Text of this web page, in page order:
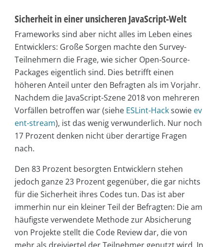
Sicherheit in einer unsicheren JavaScript-Welt
Frameworks sind aber nicht alles im Leben eines
Entwicklers: Große Sorgen machte den Survey-
Teilnehmern die Frage, wie sicher Open-Source-
Packages eigentlich sind. Dies betrifft einen
höheren Anteil unter den Befragten als im Vorjahr.
Nachdem die JavaScript-Szene 2018 von mehreren
Vorfällen betroffen war (siehe ESLint-Hacksowie ev
ent-stream), ist das wenig verwunderlich. Nur noch
17 Prozent denken nicht über derartige Fragen
nach.
Den 83 Prozent besorgten Entwicklern stehen
jedoch ganze 23 Prozent gegenüber, die gar nichts
für die Sicherheit ihres Codes tun. Das ist aber
immerhin nur ein kleiner Teil der Befragten: Die am
häufigste verwendete Methode zur Absicherung
von Projekte stellt die Code Review dar, die von